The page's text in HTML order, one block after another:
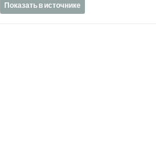
Показать в источнике